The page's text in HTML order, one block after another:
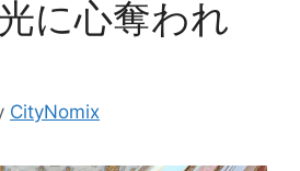
に心奪われ
CityNomix